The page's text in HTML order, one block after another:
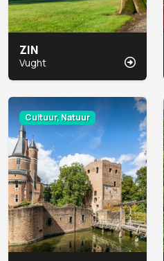
ZIN
Vught
Cultuur, Natuur